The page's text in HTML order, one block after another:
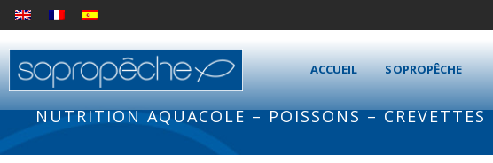
ACCUEIL SOPROPÊCHE
NUTRITION AQUACOLE – POISSONS – CREVETTES